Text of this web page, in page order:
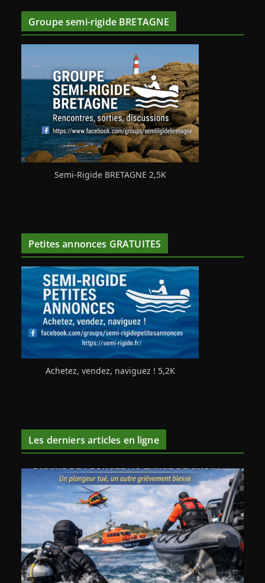
Groupe semi-rigide BRETAGNE
Semi-Rigide BRETAGNE 2,5K
Petites annonces GRATUITES
Achetez, vendez, naviguez ! 5,2K
Les derniers articles en ligne